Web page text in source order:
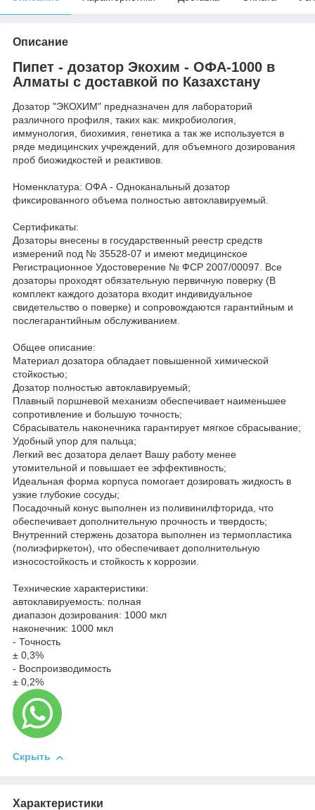
Описание
Пипет - дозатор Экохим - ОФА-1000 в
Алматы с доставкой по Казахстану
Дозатор "ЭКОХИМ" предназначен для лабораторий
различного профиля, таких как: микробиология,
иммунология, биохимия, генетика а так же используется в
ряде медицинских учреждений, для объемного дозирования
проб биожидкостей и реактивов.
Номенклатура: ОФА - Одноканальный дозатор
фиксированного объема полностью автоклавируемый.
Сертификаты:
Дозаторы внесены в государственный реестр средств
измерений под № 35528-07 и имеют медицинское
Регистрационное Удостоверение № ФСР 2007/00097. Все
дозаторы проходят обязательную первичную поверку (В
комплект каждого дозатора входит индивидуальное
свидетельство о поверке) и сопровождаются гарантийным и
послегарантийным обслуживанием.
Общее описание:
Материал дозатора обладает повышенной химической
стойкостью;
Дозатор полностью автоклавируемый;
Плавный поршневой механизм обеспечивает наименьшее
сопротивление и большую точность;
Сбрасыватель наконечника гарантирует мягкое сбрасывание;
Удобный упор для пальца;
Легкий вес дозатора делает Вашу работу менее
утомительной и повышает ее эффективность;
Идеальная форма корпуса помогает дозировать жидкость в
узкие глубокие сосуды;
Посадочный конус выполнен из поливинилфторида, что
обеспечивает дополнительную прочность и твердость;
Внутренний стержень дозатора выполнен из термопластика
(полиэфиркетон), что обеспечивает дополнительную
износостойкость и стойкость к коррозии.
Технические характеристики:
автоклавируемость: полная
диапазон дозирования: 1000 мкл
наконечник: 1000 мкл
- Точность
± 0,3%
- Воспроизводимость
± 0,2%
Скрыть
Характеристики